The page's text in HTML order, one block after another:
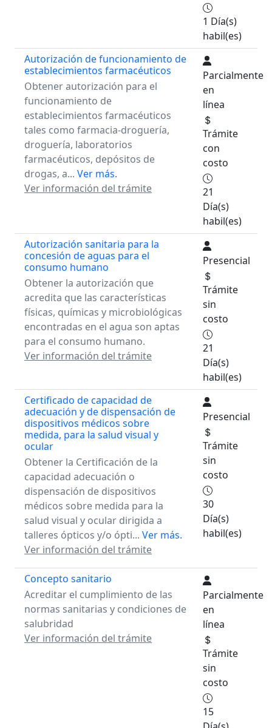
1 Día(s)
habil(es)
Autorización de funcionamiento de
establecimientos farmacéuticos
Obtener autorización para el
funcionamiento de
establecimientos farmacéuticos
tales como farmacia-droguería,
droguería, laboratorios
farmacéuticos, depósitos de
drogas, a... Ver más.
Ver información del trámite
Parcialmente
en
línea
Trámite
con
costo
21
Día(s)
habil(es)
Autorización sanitaria para la
concesión de aguas para el
consumo humano
Obtener la autorización que
acredita que las características
físicas, químicas y microbiológicas
encontradas en el agua son aptas
para el consumo humano.
Ver información del trámite
Presencial
Trámite
sin
costo
21
Día(s)
habil(es)
Certificado de capacidad de
adecuación y de dispensación de
dispositivos médicos sobre
medida, para la salud visual y
ocular
Obtener la Certificación de la
capacidad adecuación o
dispensación de dispositivos
médicos sobre medida para la
salud visual y ocular dirigida a
talleres ópticos y/o ópti... Ver más.
Ver información del trámite
Presencial
Trámite
sin
costo
30
Día(s)
habil(es)
Concepto sanitario
Acreditar el cumplimiento de las
normas sanitarias y condiciones de
salubridad
Ver información del trámite
Parcialmente
en
línea
Trámite
sin
costo
15